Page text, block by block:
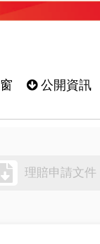
公開資訊
理賠申請文件